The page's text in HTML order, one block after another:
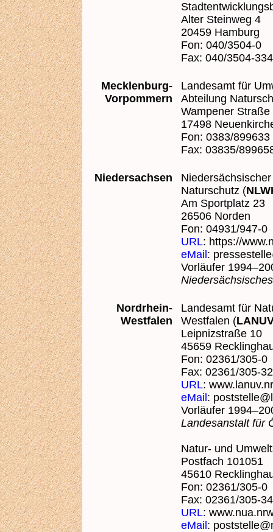
Alter Steinweg 4
20459 Hamburg
Fon: 040/3504-0
Fax: 040/3504-
Mecklenburg-
Vorpommern
Landesamt für
Abteilung
Wampener Straße
17498
Fon: 0383/899633
Fax: 03835/
Niedersachsen
Naturschutz (
Am Sportplatz 23
26506 Norden
Fon: 04931/947-0
URL: https://
eMail :
Vorläufer
Nordrhein-
Westfalen
Landesamt für
Westfalen (
Leipnizstraße
45659
Fon: 02361/305-0
Fax: 02361/305-
URL:
eMail :
Vorläufer
Landesanstalt für
Natur- und
Postfach
45610
Fon: 02361/305-0
Fax: 02361/305-
URL:
eMail :